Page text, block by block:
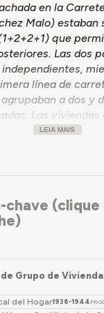
en la
Malo) estaban
que
Las dos
línea de
a dos y
Las viviendas
comedor y una
LEIA MAIS
chave (clique
Grupo de
del Hogar1936-1944